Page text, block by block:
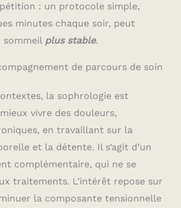
: un protocole simple,
minutes chaque soir, peut
sommeil plus stable.
de parcours de soin
la sophrologie est
vivre des douleurs,
en travaillant sur la
et la détente. Il s’agit d’un
complémentaire, qui ne se
traitements. L’intérêt repose sur
la composante tensionnelle